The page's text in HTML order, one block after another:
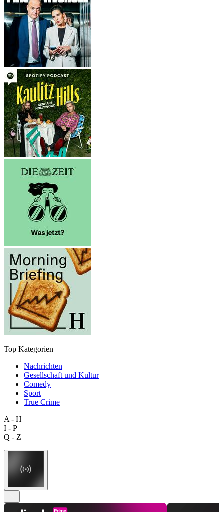
Top Kategorien
Nachrichten
Gesellschaft und Kultur
Comedy
Sport
True Crime
A - H
I - P
Q - Z